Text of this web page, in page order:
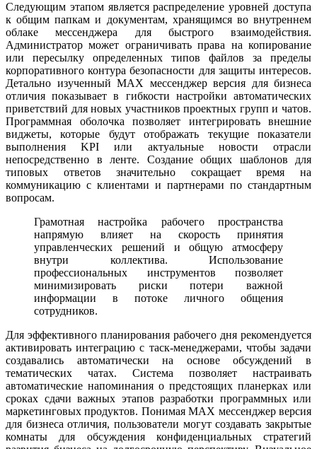
Следующим этапом является распределение уровней доступа
к общим папкам и документам, хранящимся во внутреннем
облаке мессенджера для быстрого взаимодействия.
Администратор может ограничивать права на копирование
или пересылку определенных типов файлов за пределы
корпоративного контура безопасности для защиты интересов.
Детально изученный MAX мессенджер версия для бизнеса
отличия показывает в гибкости настройки автоматических
приветствий для новых участников проектных групп и чатов.
Программная оболочка позволяет интегрировать внешние
виджеты, которые будут отображать текущие показатели
выполнения KPI или актуальные новости отрасли
непосредственно в ленте. Создание общих шаблонов для
типовых ответов значительно сокращает время на
коммуникацию с клиентами и партнерами по стандартным
вопросам.
Грамотная настройка рабочего пространства
напрямую влияет на скорость принятия
управленческих решений и общую атмосферу
внутри коллектива. Использование
профессиональных инструментов позволяет
минимизировать риски потери важной
информации в потоке личного общения
сотрудников.
Для эффективного планирования рабочего дня рекомендуется
активировать интеграцию с таск-менеджерами, чтобы задачи
создавались автоматически на основе обсуждений в
тематических чатах. Система позволяет настраивать
автоматические напоминания о предстоящих планерках или
сроках сдачи важных этапов разработки программных или
маркетинговых продуктов. Понимая MAX мессенджер версия
для бизнеса отличия, пользователи могут создавать закрытые
комнаты для обсуждения конфиденциальных стратегий